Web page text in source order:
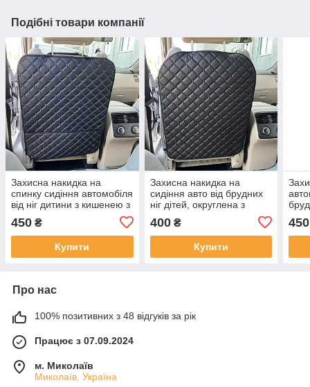
Подібні товари компанії
Захисна накидка на
спинку сидіння автомобіля
від ніг дитини з кишенею з
Чорна
450 ₴
Купити
Захисна накидка на
сидіння авто від брудних
ніг дітей, округлена з
перфорованої Екошкіри
Чорна
400₴
Купити
450
Про нас
100% позитивних з 48 відгуків за рік
Працює з 07.09.2024
м. Миколаїв
Миколаїв, Україна